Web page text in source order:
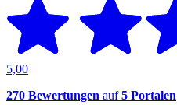
5,00
270 Bewertungen auf5 Portalen